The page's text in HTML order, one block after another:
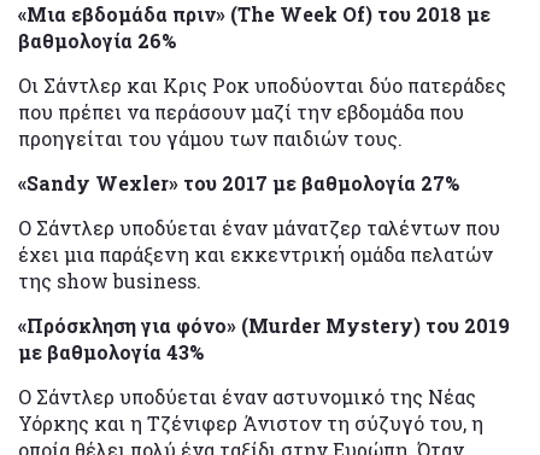
«Μια εβδομάδα πριν» (The Week Of) του 2018 με
βαθμολογία 26%
Οι Σάντλερ και Κρις Ροκ υποδύονται δύο πατεράδες
που πρέπει να περάσουν μαζί την εβδομάδα που
προηγείται του γάμου των παιδιών τους.
«Sandy Wexler» του 2017 με βαθμολογία 27%
Ο Σάντλερ υποδύεται έναν μάνατζερ ταλέντων που
έχει μια παράξενη και εκκεντρική ομάδα πελατών
της show business.
«Πρόσκληση για φόνο» (Murder Mystery) του 2019
με βαθμολογία 43%
Ο Σάντλερ υποδύεται έναν αστυνομικό της Νέας
Υόρκης και η Τζένιφερ Άνιστον τη σύζυγό του, η
οποία θέλει πολύ ένα ταξίδι στην Ευρώπη. Όταν